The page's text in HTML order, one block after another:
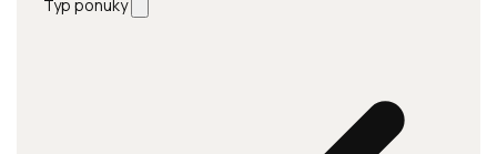
Typ ponuky